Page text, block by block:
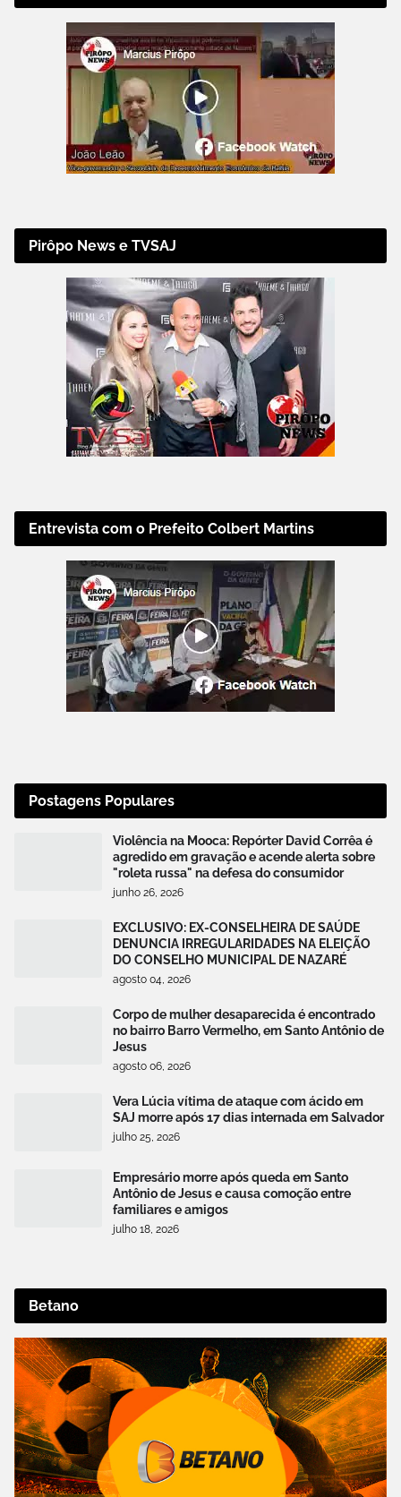
Pirôpo News e TVSAJ
Entrevista com o Prefeito Colbert Martins
Postagens Populares
Violência na Mooca: Repórter David Corrêa é
agredido em gravação e acende alerta sobre
"roleta russa" na defesa do consumidor
junho 26, 2026
EXCLUSIVO: EX-CONSELHEIRA DE SAÚDE
DENUNCIA IRREGULARIDADES NA ELEIÇÃO
DO CONSELHO MUNICIPAL DE NAZARÉ
agosto 04, 2026
Corpo de mulher desaparecida é encontrado
no bairro Barro Vermelho, em Santo Antônio de
Jesus
agosto 06, 2026
Vera Lúcia vítima de ataque com ácido em
SAJ morre após 17 dias internada em Salvador
julho 25, 2026
Empresário morre após queda em Santo
Antônio de Jesus e causa comoção entre
familiares e amigos
julho 18, 2026
Betano